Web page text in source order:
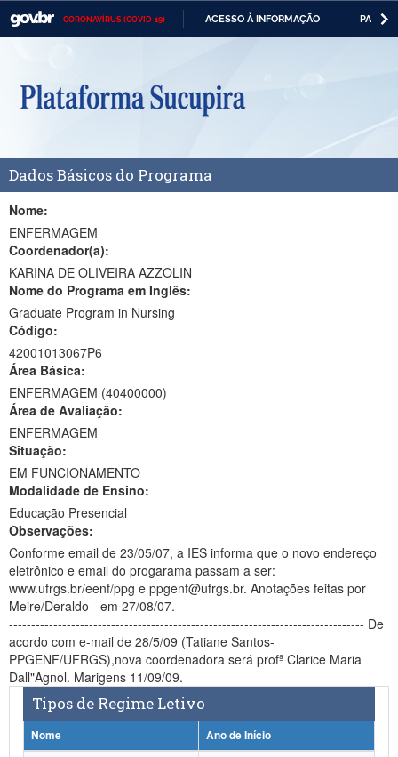
CORONAVÍRUS (COVID-19) ACESSO À INFORMAÇÃO
Casa Civil
Ministério da Defesa
Ministério da Economia
Ministério da Infraestrutura
Ministério da Educação
Ministério da Cidadania
Ministério da Saúde
Ministério da Ciência, Tecnologia, Inovações e Comunicações
Ministério do Meio Ambiente
Ministério do Turismo
Ministério do Desenvolvimento Regional
Ministério da Mulher, da Família e dos Direitos Humanos
Gabinete de Segurança Institucional
Advocacia-Geral da União
Dados Básicos do Programa
Nome:
ENFERMAGEM
Coordenador(a):
KARINA DE OLIVEIRA AZZOLIN
Nome do Programa em Inglês:
Graduate Program in Nursing
Código:
42001013067P6
Área Básica:
ENFERMAGEM (40400000)
Área de Avaliação:
ENFERMAGEM
Situação:
EM FUNCIONAMENTO
Modalidade de Ensino:
Educação Presencial
Observações:
Conforme email de 23/05/07, a IES informa que o novo endereço
eletrônico e email do progarama passam a ser:
www.ufrgs.br/eenf/ppg e ppgenf@ufrgs.br. Anotações feitas por
Meire/Deraldo - em 27/08/07. -----------------------------------------------
-------------------------------------------------------------------------------- De
acordo com e-mail de 28/5/09 (Tatiane Santos-
PPGENF/UFRGS),nova coordenadora será profª Clarice Maria
Dall"Agnol. Marigens 11/09/09.
Tipos de Regime Letivo
Nome
Ano de Início